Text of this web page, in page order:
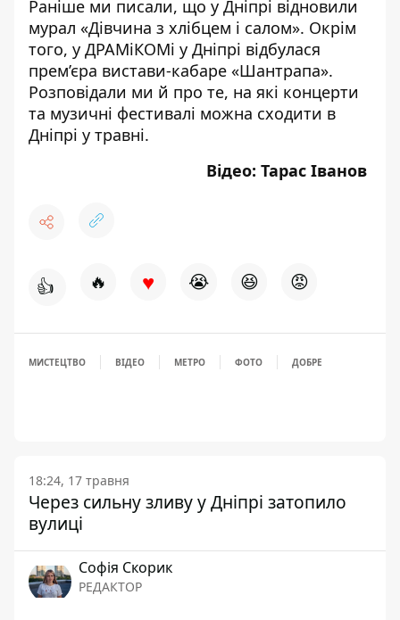
Раніше ми писали, що у Дніпрі відновили
мурал «Дівчина з хлібцем і салом». Окрім
того, у ДРАМіКОМі у Дніпрі відбулася
прем’єра вистави-кабаре «Шантрапа».
Розповідали ми й про те, на які концерти
та музичні фестивалі можна сходити в
Дніпрі у травні.
Відео: Тарас Іванов
👍 🔥 ♥ 😭 😆 😡
МИСТЕЦТВО ВІДЕО МЕТРО ФОТО ДОБРЕ
18:24, 17 травня
Через сильну зливу у Дніпрі затопило
вулиці
Софія Скорик
РЕДАКТОР